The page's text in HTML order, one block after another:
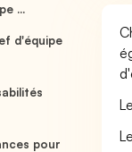
...
d'équipe
pour